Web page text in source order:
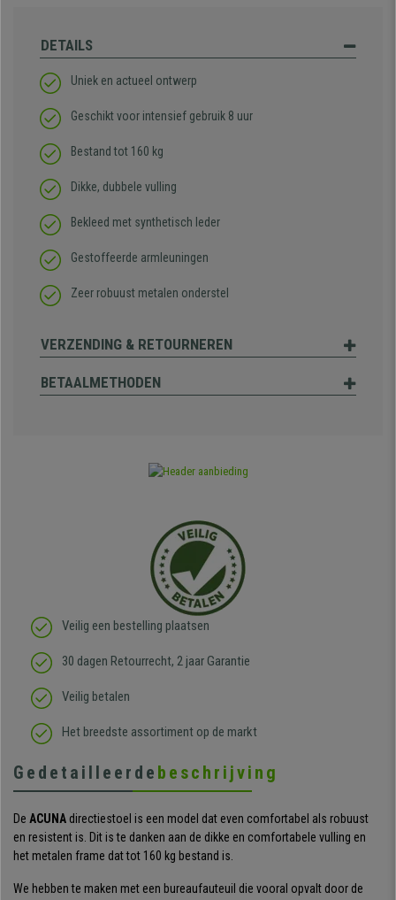
DETAILS
Uniek en actueel ontwerp
Geschikt voor intensief gebruik 8 uur
Bestand tot 160 kg
Dikke, dubbele vulling
Bekleed met synthetisch leder
Gestoffeerde armleuningen
Zeer robuust metalen onderstel
VERZENDING & RETOURNEREN
BETAALMETHODEN
Veilig een bestelling plaatsen
30 dagen Retourrecht, 2 jaar Garantie
Veilig betalen
Het breedste assortiment op de markt
Gedetailleerde beschrijving
De ACUNA directiestoel is een model dat even comfortabel als robuust
en resistent is. Dit is te danken aan de dikke en comfortabele vulling en
het metalen frame dat tot 160 kg bestand is.
We hebben te maken met een bureaufauteuil die vooral opvalt door de